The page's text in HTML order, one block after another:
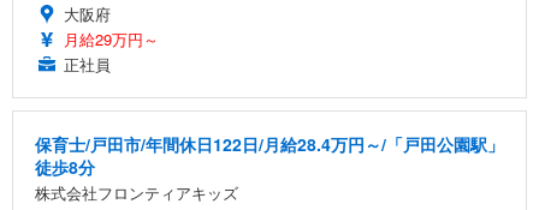
大阪府
月給29万円～
正社員
保育士/戸田市/年間休日122日/月給28.4万円～/「戸田公園駅」
徒歩8分
株式会社フロンティアキッズ